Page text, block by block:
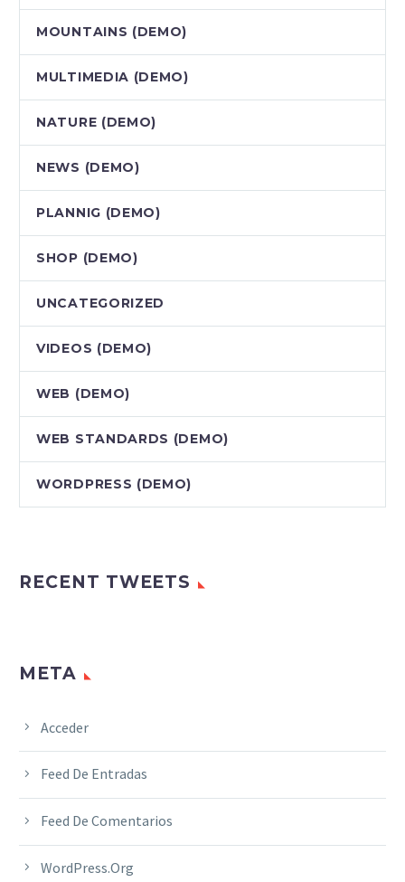
MOUNTAINS (DEMO)
MULTIMEDIA (DEMO)
NATURE (DEMO)
NEWS (DEMO)
PLANNIG (DEMO)
SHOP (DEMO)
UNCATEGORIZED
VIDEOS (DEMO)
WEB (DEMO)
WEB STANDARDS (DEMO)
WORDPRESS (DEMO)
RECENT TWEETS
META
Acceder
Feed De Entradas
Feed De Comentarios
WordPress.org